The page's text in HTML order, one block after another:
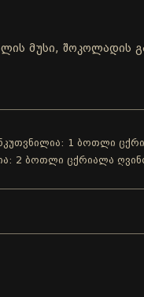
მუსი, შოკოლადის
1 ბოთლი
2 ბოთლი ცქრიალა